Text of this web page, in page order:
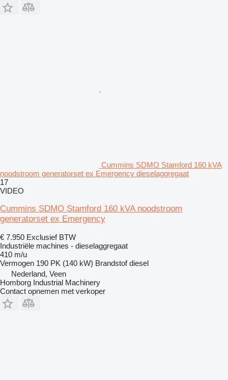
Cummins SDMO Stamford 160 kVA
noodstroom generatorset ex Emergency dieselaggregaat
17
VIDEO
Cummins SDMO Stamford 160 kVA noodstroom
generatorset ex Emergency
€ 7.950 Exclusief BTW
Industriële machines - dieselaggregaat
410 m/u
Vermogen 190 PK (140 kW) Brandstof diesel
Nederland, Veen
Homborg Industrial Machinery
Contact opnemen met verkoper